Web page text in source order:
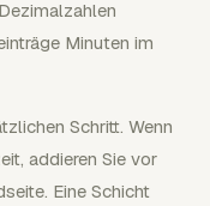
Minuten im
Schritt. Wenn
addieren Sie vor
Eine Schicht